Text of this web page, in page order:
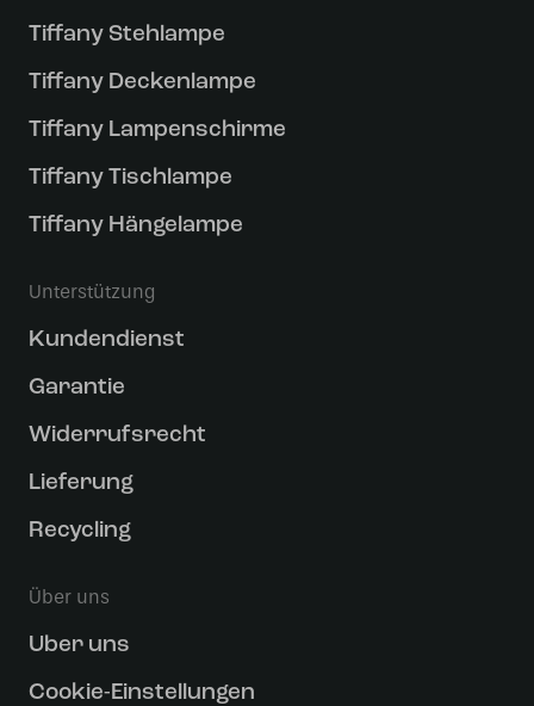
Tiffany Stehlampe
Tiffany Deckenlampe
Tiffany Lampenschirme
Tiffany Tischlampe
Tiffany Hängelampe
Unterstützung
Kundendienst
Garantie
Widerrufsrecht
Lieferung
Recycling
Über uns
Uber uns
Cookie-Einstellungen